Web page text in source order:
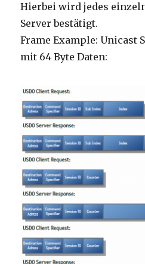
Hierbei wird jedes
Server bestätigt.
Frame Example: Unicast
mit 64 Byte Daten: